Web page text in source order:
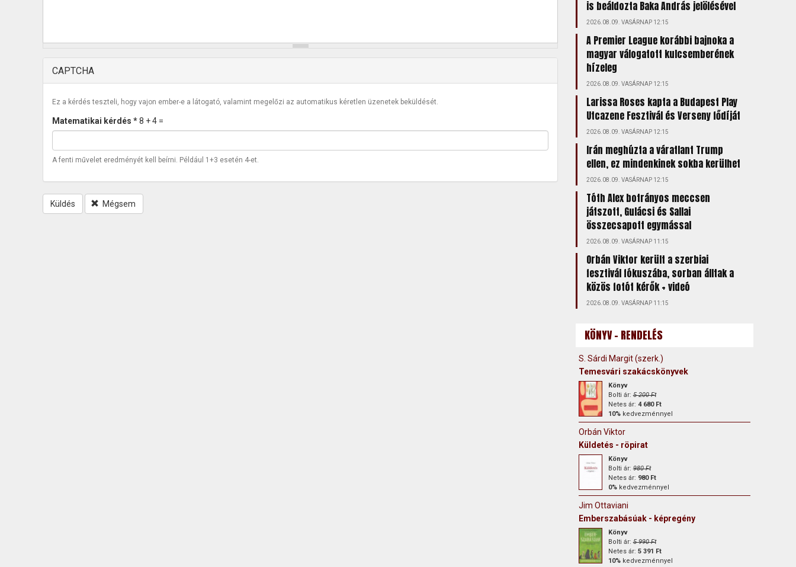
CAPTCHA
Ez a kérdés teszteli, hogy vajon ember-e a látogató, valamint megelőzi az automatikus kéretlen üzenetek beküldését.
Matematikai kérdés *8 + 4 =
A fenti művelet eredményét kell beírni. Például 1+3 esetén 4-et.
Küldés Mégsem
is beáldozta Baka András jelölésével
2026.08.09. VASÁRNAP 12:15
A Premier League korábbi bajnoka a
magyar válogatott kulcsemberének
hízeleg
2026.08.09. VASÁRNAP 12:15
Larissa Roses kapta a Budapest Play
Utcazene Fesztivál és Verseny fődíját
2026.08.09. VASÁRNAP 12:15
Irán meghúzta a váratlant Trump
ellen, ez mindenkinek sokba kerülhet
2026.08.09. VASÁRNAP 12:15
Tóth Alex botrányos meccsen
játszott, Gulácsi és Sallai
összecsapott egymással
2026.08.09. VASÁRNAP 11:15
Orbán Viktor került a szerbiai
fesztivál fókuszába, sorban álltak a
közös fotót kérők + videó
2026.08.09. VASÁRNAP 11:15
KÖNYV - RENDELÉS
S. Sárdi Margit (szerk.)
Temesvári szakácskönyvek
Könyv
Bolti ár:5 200 Ft
Netes ár: 4 680 Ft
10%kedvezménnyel
Orbán Viktor
Küldetés - röpirat
Könyv
Bolti ár:980 Ft
Netes ár: 980 Ft
0%kedvezménnyel
Jim Ottaviani
Emberszabásúak - képregény
Könyv
Bolti ár:5 990 Ft
Netes ár: 5 391 Ft
10%kedvezménnyel